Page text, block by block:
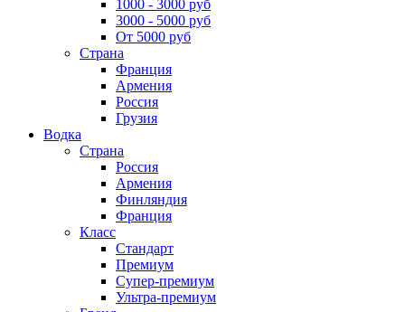
1000 - 3000 руб
3000 - 5000 руб
От 5000 руб
Страна
Франция
Армения
Россия
Грузия
Водка
Страна
Россия
Армения
Финляндия
Франция
Класс
Стандарт
Премиум
Супер-премиум
Ультра-премиум